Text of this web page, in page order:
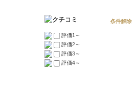
条件解除
評価1～
評価2～
評価3～
評価4～